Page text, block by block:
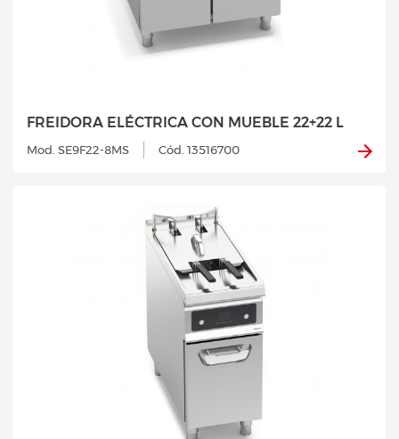
FREIDORA ELÉCTRICA CON MUEBLE 22+22 L
Mod. SE9F22-8MS Cód. 13516700